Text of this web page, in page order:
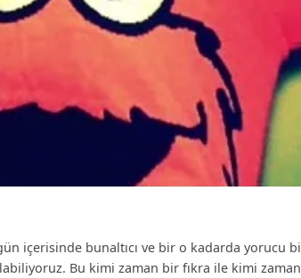
içerisinde bunaltıcı ve bir o kadarda yorucu
Bu kimi zaman bir fıkra ile kimi